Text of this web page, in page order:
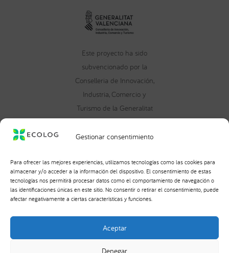
Gestionar consentimiento
Para ofrecer las mejores experiencias, utilizamos tecnologías como las cookies para
almacenar y/o acceder a la información del dispositivo. El consentimiento de estas
tecnologías nos permitirá procesar datos como el comportamiento de navegación o
las identificaciones únicas en este sitio. No consentir o retirar el consentimiento, puede
afectar negativamente a ciertas características y funciones.
Aceptar
Denegar
Este proyecto ha sido
subvencionado por la
Conselleria de Innovación,
Industria, Comercio y
Turismo de la Generalitat
Valenciana, en el marco
del programa EMPYME
concedido de 14.767,86 €,
destinado a apoyar el
inicio y la consolidación
de proyectos
empresariales.
Copyright © 2026 Ecolog